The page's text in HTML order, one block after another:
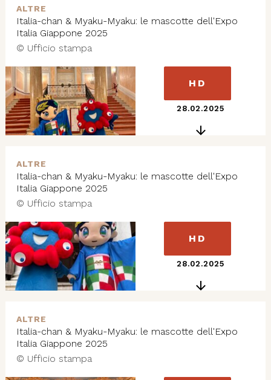
ALTRE
Italia-chan & Myaku-Myaku: le mascotte dell'Expo
Italia Giappone 2025
© Ufficio stampa
HD
28.02.2025
ALTRE
Italia-chan & Myaku-Myaku: le mascotte dell'Expo
Italia Giappone 2025
© Ufficio stampa
HD
28.02.2025
ALTRE
Italia-chan & Myaku-Myaku: le mascotte dell'Expo
Italia Giappone 2025
© Ufficio stampa